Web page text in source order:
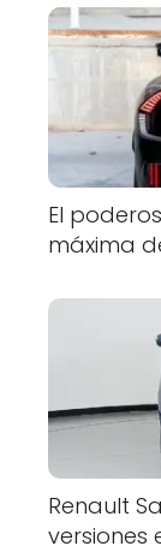
El
máxima
Renault
versiones